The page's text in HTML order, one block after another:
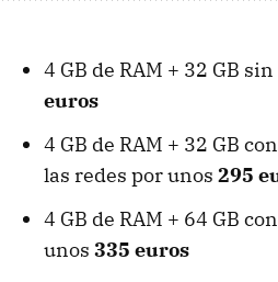
4 GB de RAM + 32 GB
euros
4 GB de RAM + 32 GB
las redes por unos 295
4 GB de RAM + 64 GB
unos 335 euros